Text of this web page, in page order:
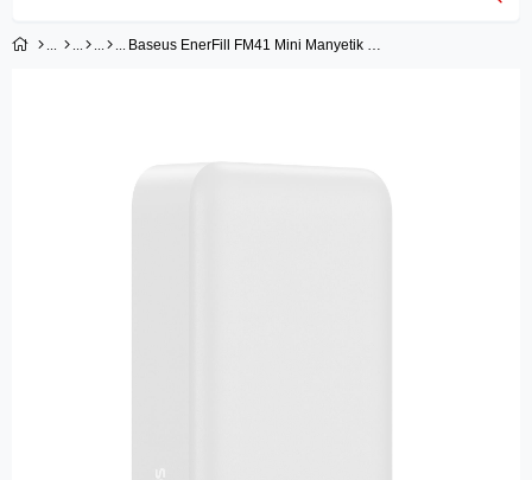
Facebook İle Bağlan
Baseus EnerFill FM41 Mini Manyetik Powerbank 20.000 mAh 20W - Beyaz (C'den C'ye 20V/3A 30cm beyaz kablolu)